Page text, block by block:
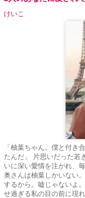
けいこ
「柚葉ちゃん。僕と付き
たんだ」 片思いだった若
いに深い愛情を注がれ、
奥さんは柚葉しかいない
するから。嘘じゃないよ
せ過ぎる私の目の前に現